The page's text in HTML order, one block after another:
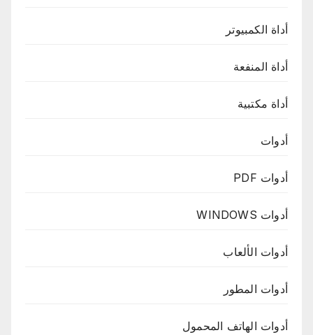
أداة الكمبيوتر
أداة المنفعة
أداة مكتبية
أدوات
أدوات PDF
أدوات WINDOWS
أدوات الألعاب
أدوات المطور
أدوات الهاتف المحمول